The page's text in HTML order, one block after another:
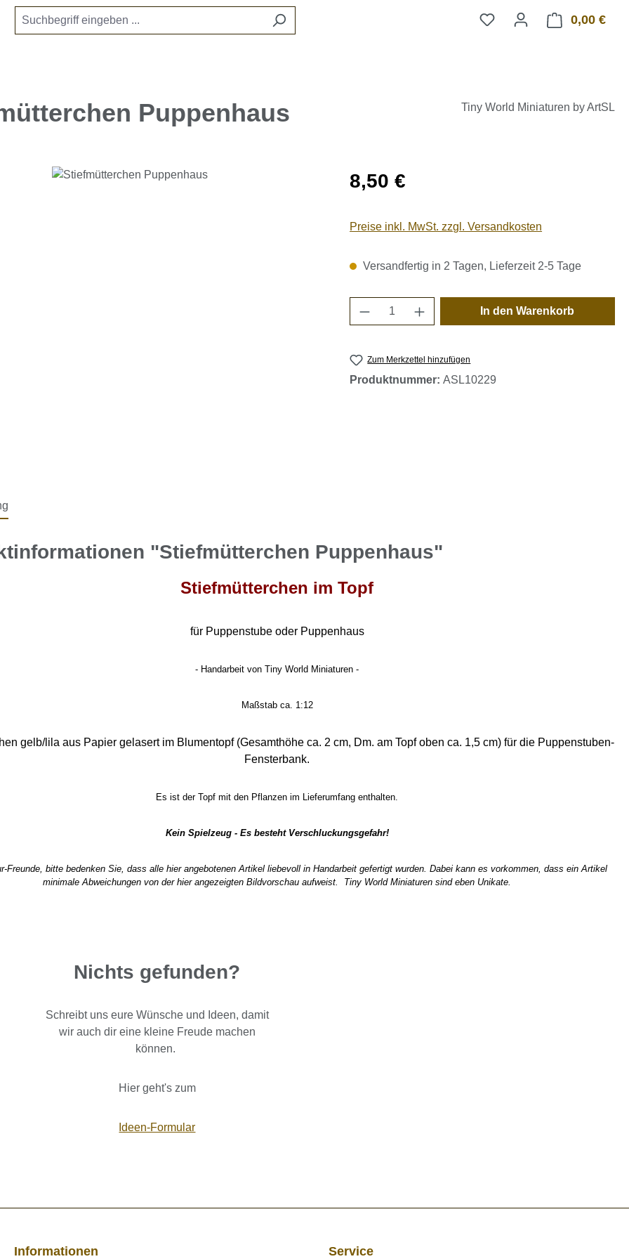
0,00 €
Puppenhaus Tiny World Miniaturen by ArtSL
überspringen Regulärer Preis:
8,50 €
Preise inkl. MwSt. zzgl. Versandkosten
Versandfertig in 2 Tagen, Lieferzeit 2-5 Tage
Produkt Anzahl: Gib den
In den Warenkorb
Zum Merkzettel hinzufügen
Produktnummer:ASL10229
"Stiefmütterchen Puppenhaus"
Stiefmütterchen im Topf
für Puppenstube oder Puppenhaus
- Handarbeit von Tiny World Miniaturen -
Maßstab ca. 1:12
gelb/lila aus Papier gelasert im Blumentopf (Gesamthöhe ca. 2 cm, Dm. am Topf oben ca. 1,5 cm) für die Puppenstuben-
Fensterbank.
Es ist der Topf mit den Pflanzen im Lieferumfang enthalten.
Kein Spielzeug - Es besteht Verschluckungsgefahr!
Freunde, bitte bedenken Sie, dass alle hier angebotenen Artikel liebevoll in Handarbeit gefertigt wurden. Dabei kann es vorkommen, dass ein Artikel
minimale Abweichungen von der hier angezeigten Bildvorschau aufweist. Tiny World Miniaturen sind eben Unikate.
Nichts gefunden?
Schreibt uns eure Wünsche und Ideen, damit
wir auch dir eine kleine Freude machen
können.
Hier geht's zum
Ideen-Formular
Informationen Service